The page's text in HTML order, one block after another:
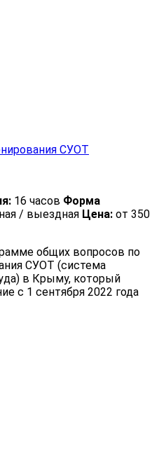
СУОТ
16 часов Форма
/ выездная Цена: от 350
общих вопросов по
СУОТ (система
в Крыму, который
с 1 сентября 2022 года